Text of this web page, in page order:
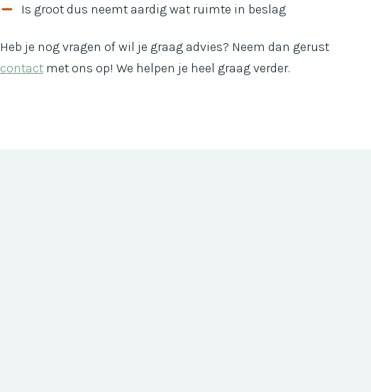
Is groot dus neemt aardig wat ruimte in beslag
Heb je nog vragen of wil je graag advies? Neem dan gerust
contactmet ons op! We helpen je heel graag verder.